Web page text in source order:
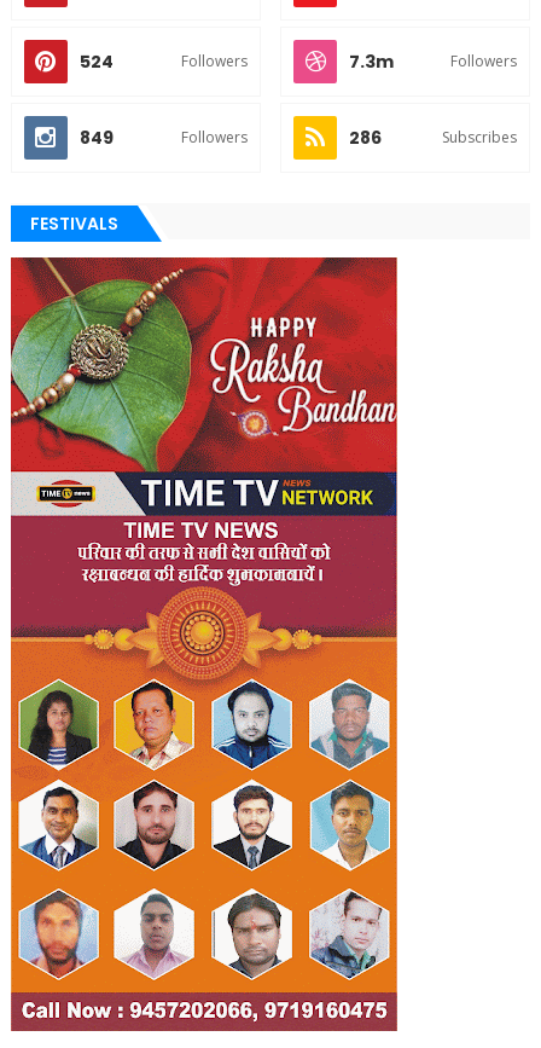
524 Followers 7.3m Followers
849 Followers 286 Subscribes
FESTIVALS